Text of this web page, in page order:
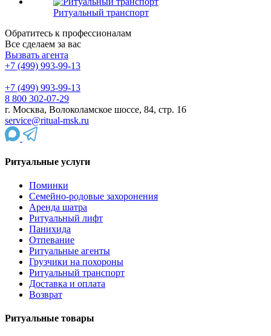
Ритуальный транспорт
Обратитесь к профессионалам
Все сделаем за вас
Вызвать агента
+7 (499) 993-99-13
+7 (499) 993-99-13
8 800 302-07-29
г. Москва, Волоколамское шоссе, 84, стр. 16
service@ritual-msk.ru
Ритуальные услуги
Поминки
Семейно-родовые захоронения
Аренда шатра
Ритуальный лифт
Панихида
Отпевание
Ритуальные агенты
Грузчики на похороны
Ритуальный транспорт
Доставка и оплата
Возврат
Ритуальные товары